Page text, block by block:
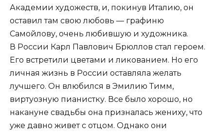
Академии художеств, и, покинув Италию, он
оставил там свою любовь — графиню
Самойлову, очень любившую и художника.
В России Карл Павлович Брюллов стал героем.
Его встретили цветами и ликованием. Но его
личная жизнь в России оставляла желать
лучшего. Он влюбился в Эмилию Тимм,
виртуозную пианистку. Все было хорошо, но
накануне свадьбы она призналась жениху, что
уже давно живет с отцом. Однако они